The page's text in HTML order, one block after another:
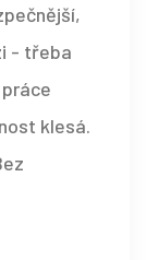
- třeba
klesá.